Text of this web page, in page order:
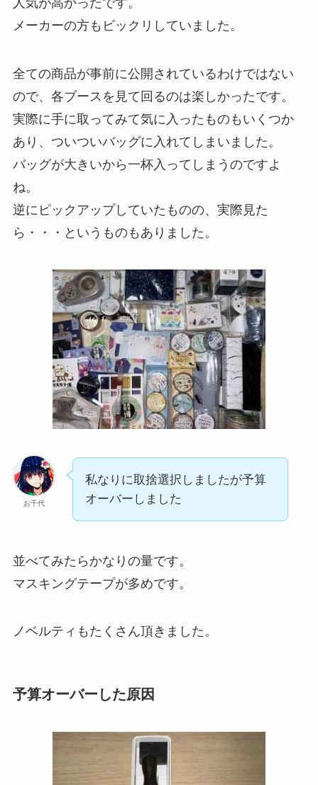
人気が高かったです。
メーカーの方もビックリしていました。
全ての商品が事前に公開されているわけではない
ので、各ブースを見て回るのは楽しかったです。
実際に手に取ってみて気に入ったものもいくつか
あり、ついついバッグに入れてしまいました。
バッグが大きいから一杯入ってしまうのですよ
ね。
逆にピックアップしていたものの、実際見た
ら・・・というものもありました。
お千代
私なりに取捨選択しましたが予算
オーバーしました
並べてみたらかなりの量です。
マスキングテープが多めです。
ノベルティもたくさん頂きました。
予算オーバーした原因